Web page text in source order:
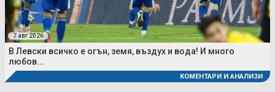
7 авг 2026
В Левски всичко е огън, земя, въздух и вода! И много
любов...
КОМЕНТАРИ И АНАЛИЗИ